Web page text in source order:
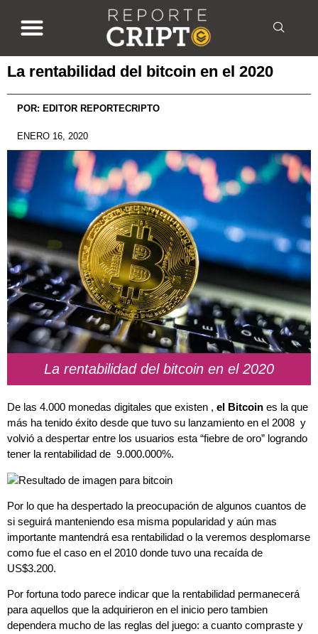
La rentabilidad del bitcoin en el 2020
POR: EDITOR REPORTECRIPTO
ENERO 16, 2020
La rentabilidad del bitcoin en el 2020
De las 4.000 monedas digitales que existen , el Bitcoin es la que
más ha tenido éxito desde que tuvo su lanzamiento en el 2008 y
volvió a despertar entre los usuarios esta “fiebre de oro” logrando
tener la rentabilidad de 9.000.000%.
Por lo que ha despertado la preocupación de algunos cuantos de
si seguirá manteniendo esa misma popularidad y aún mas
importante mantendrá esa rentabilidad o la veremos desplomarse
como fue el caso en el 2010 donde tuvo una recaída de
US$3.200.
Por fortuna todo parece indicar que la rentabilidad permanecerá
para aquellos que la adquirieron en el inicio pero tambien
dependera mucho de las reglas del juego: a cuanto compraste y